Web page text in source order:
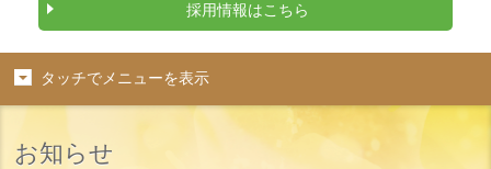
採用情報はこちら
タッチでメニューを表示
お知らせ